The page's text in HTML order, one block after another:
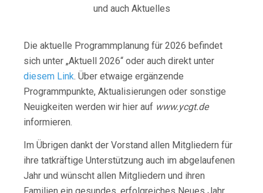
und auch Aktuelles
Die aktuelle Programmplanung für 2026 befindet
sich unter „Aktuell 2026“ oder auch direkt unter
diesem Link. Über etwaige ergänzende
Programmpunkte, Aktualisierungen oder sonstige
Neuigkeiten werden wir hier auf www.ycgt.de
informieren.
Im Übrigen dankt der Vorstand allen Mitgliedern für
ihre tatkräftige Unterstützung auch im abgelaufenen
Jahr und wünscht allen Mitgliedern und ihren